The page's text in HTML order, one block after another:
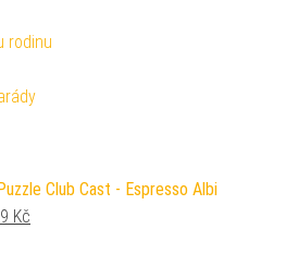
rodinu
Club Cast - Espresso Albi
cena byla: 399 Kč.
Kč